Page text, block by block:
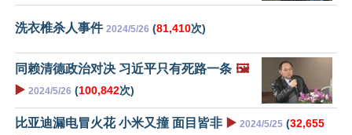
洗衣椎杀人事件 2024/5/26 (81,410次)
同赖清德政治对决 习近平只有死路一条 🖼️
▶️ 2024/5/26 (100,842次)
比亚迪漏电冒火花 小米又撞 面目皆非 ▶️ 2024/5/25 (32,655